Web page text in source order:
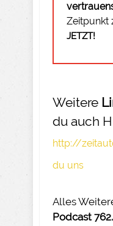
Zeitpunkt
JETZT!
Weitere
du auch
http://
du uns
Alles
Podcast 762.